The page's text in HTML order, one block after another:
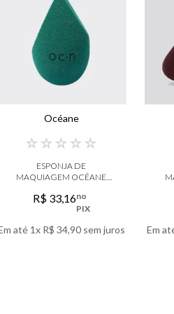
Océane
☆ ☆ ☆ ☆ ☆
ESPONJA DE
MAQUIAGEM OCÉANE
R$ 33,16no
PIX
até 1x R$ 34,90sem juros Em
bvlgari